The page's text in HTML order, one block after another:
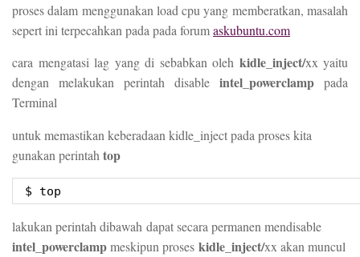
proses dalam menggunakan load cpu yang memberatkan, masalah
sepert ini terpecahkan pada pada forumaskubuntu.com
cara mengatasi lag yang di sebabkan oleh kidle_inject/xx yaitu
dengan melakukan perintah disable intel_powerclamp pada
Terminal
untuk memastikan keberadaan kidle_inject pada proses kita
gunakan perintahtop
$ top
lakukan perintah dibawah dapat secara permanen mendisable
intel_powerclampmeskipun proses kidle_inject/xx akan muncul